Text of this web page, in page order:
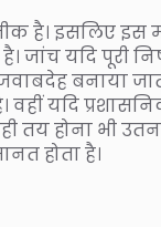
है। इसलिए
जांच यदि
बनाया
यदि
तय होना भी
होता है।